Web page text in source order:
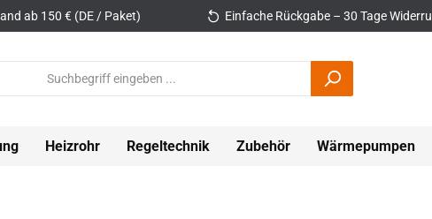
ab 150 € (DE / Paket) Einfache Rückgabe – 30 Tage
Heizrohr Regeltechnik Zubehör Wärmepumpen